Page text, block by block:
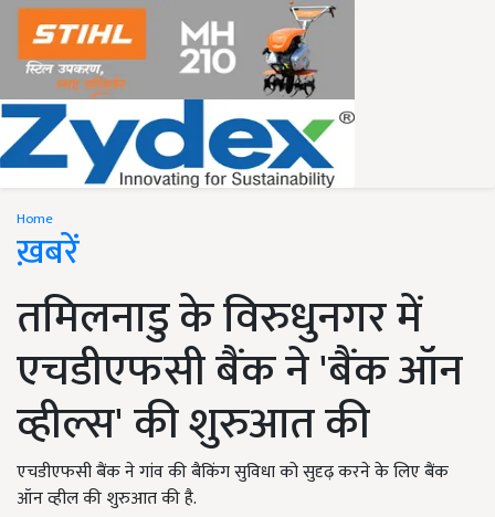
Home
ख़बरें
तमिलनाडु के विरुधुनगर में
एचडीएफसी बैंक ने 'बैंक ऑन
व्हील्स' की शुरुआत की
एचडीएफसी बैंक ने गांव की बैकिंग सुविधा को सुदृढ़ करने के लिए बैंक
ऑन व्हील की शुरुआत की है.